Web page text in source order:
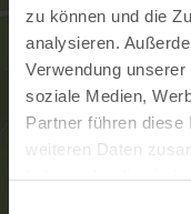
zu können und die
analysieren.
Verwendung
soziale Medien,
Partner führen
weiteren Daten